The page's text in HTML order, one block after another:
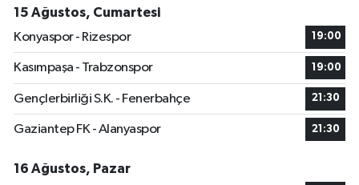
15 Ağustos, Cumartesi
Konyaspor - Rizespor
19:00
Kasımpaşa - Trabzonspor 19:00
Gençlerbirliği S.K. - Fenerbahçe 21:30
Gaziantep FK - Alanyaspor 21:30
16 Ağustos, Pazar